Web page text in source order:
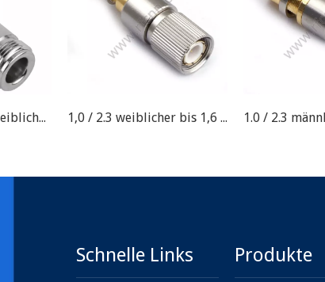
N männlich bis n weiblicher rechtwinkliger RF-Anschlussadapter 1,0 / 2.3 weiblicher bis 1,6 / 5,6 männlicher HF-Anschluss
Schnelle Links Produkte